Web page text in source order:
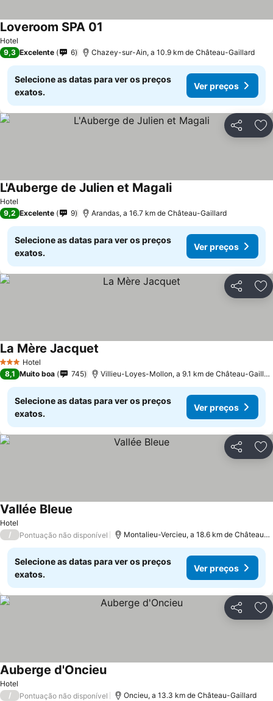
Hotel
Loveroom SPA 01
9,3 Excelente 6 Chazey-sur-Ain, a 10.9 km de Château-Gaillard
Selecione as datas para ver os preços
exatos.
Ver preços
Partilhar
Hotel
L'Auberge de Julien et Magali
9,2 Excelente 9 Arandas, a 16.7 km de Château-Gaillard
Selecione as datas para ver os preços
exatos.
Ver preços
Partilhar
3 EstrelasHotel
La Mère Jacquet
8,1 Muito boa 745 Villieu-Loyes-Mollon, a 9.1 km de Château-Gaillard
Selecione as datas para ver os preços
exatos.
Ver preços
Partilhar
Hotel
Vallée Bleue
/ Pontuação não disponível Montalieu-Vercieu, a 18.6 km de Château-Gaillard
Selecione as datas para ver os preços
exatos.
Ver preços
Partilhar
Hotel
Auberge d'Oncieu
/ Pontuação não disponível Oncieu, a 13.3 km de Château-Gaillard